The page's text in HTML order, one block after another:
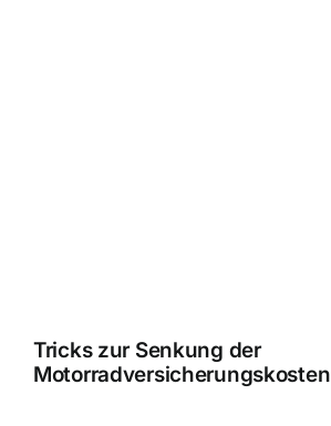
Tricks zur Senkung der
Motorradversicherungskosten